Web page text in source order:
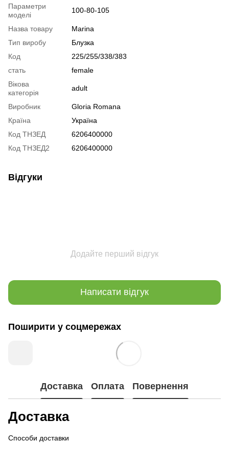
Параметри
моделі
100-80-105
Назва товару
Marina
Тип виробу
Блузка
Код
225/255/338/383
стать
female
Вікова
категорія
adult
Виробник
Gloria Romana
Країна
Україна
Код ТНЗЕД
6206400000
Код ТНЗЕД2
6206400000
Відгуки
Додайте перший відгук
Написати відгук
Поширити у соцмережах
Доставка Оплата Повернення
Доставка
Способи доставки